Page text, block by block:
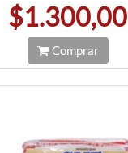
$1.300,00
Comprar